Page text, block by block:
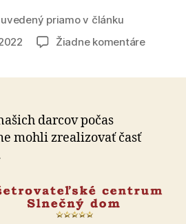
priamo v článku
Žiadne komentárena
darcov počas
mohli zrealizovať časť